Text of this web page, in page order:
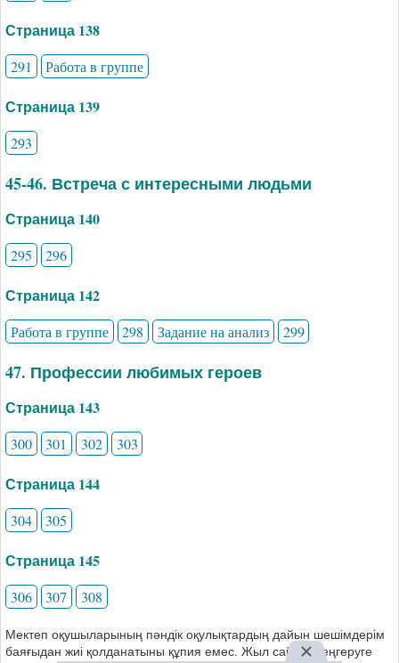
Страница 138
291 Работа в группе
Страница 139
293
45-46. Встреча с интересными людьми
Страница 140
295 296
Страница 142
Работа в группе 298 Задание на анализ 299
47. Профессии любимых героев
Страница 143
300 301 302 303
Страница 144
304 305
Страница 145
306 307 308
Мектеп оқушыларының пәндік оқулықтардың дайын шешімдерім
баяғыдан жиі қолданатыны құпия емес. Жыл сайын меңгеруге